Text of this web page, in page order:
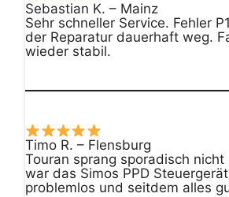
Sebastian K. – Mainz
Sehr schneller Service. Fehler
der Reparatur dauerhaft weg.
wieder stabil.
Timo R. – Flensburg
Touran sprang sporadisch nicht
war das Simos PPD
problemlos und seitdem alles